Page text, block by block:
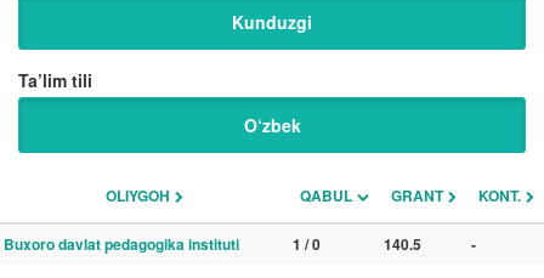
Kunduzgi
Ta’lim tili
O‘zbek
OLIYGOH QABUL GRANT KONT.
Buxoro davlat pedagogika instituti 1 / 0 140.5 -